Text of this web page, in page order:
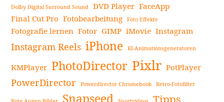
Dolby Digital Surround Sound DVD Player FaceApp
Final Cut Pro Fotobearbeitung Foto Effekte
Fotografie lernen Fotor GIMP iMovie Instagram
Instagram Reels iPhone KI-Animationsgeneratoren
KMPlayer PhotoDirector Pixlr PotPlayer
PowerDirector Powerdirector Chromebook Retro-Fotofilter
Snapseed Tipps